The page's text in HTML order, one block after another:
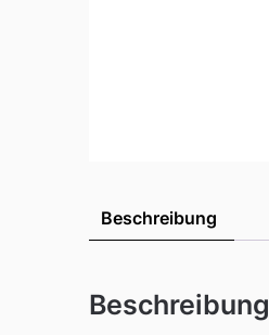
Beschreibung
Beschreibung